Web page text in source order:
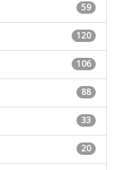
59
120
106
88
33
20